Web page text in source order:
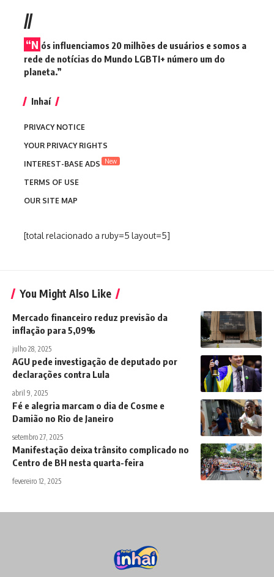
//
“N ós influenciamos 20 milhões de usuários e somos a
rede de notícias do Mundo LGBTI+ número um do
planeta.”
Inhaí
PRIVACY NOTICE
YOUR PRIVACY RIGHTS
INTEREST-BASE ADS
New
TERMS OF USE
OUR SITE MAP
[total relacionado a ruby=5 layout=5]
You Might Also Like
Mercado financeiro reduz previsão da
inflação para 5,09%
julho 28, 2025
AGU pede investigação de deputado por
declarações contra Lula
abril 9, 2025
Fé e alegria marcam o dia de Cosme e
Damião no Rio de Janeiro
setembro 27, 2025
Manifestação deixa trânsito complicado no
Centro de BH nesta quarta-feira
fevereiro 12, 2025